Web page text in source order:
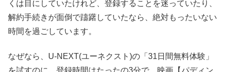
くは目にしていたけれど、登録することを迷っていたり、
解約手続きが面倒で躊躇していたなら、絶対もったいない
時間を過ごしています。
なぜなら、U-NEXT(ユーネクスト)の「31日間無料体験」
を試すのに、登録時間はたったの3分で、映画【パディン